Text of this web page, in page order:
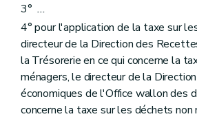
3°...
4° pour l'application de la taxe sur
directeur de la Direction des
la Trésorerie en ce qui concerne la
ménagers, le directeur de la
économiques de l'Office wallon des
concerne la taxe sur les déchets